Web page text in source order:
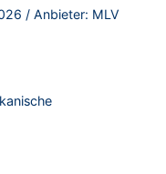
/ Anbieter: MLV